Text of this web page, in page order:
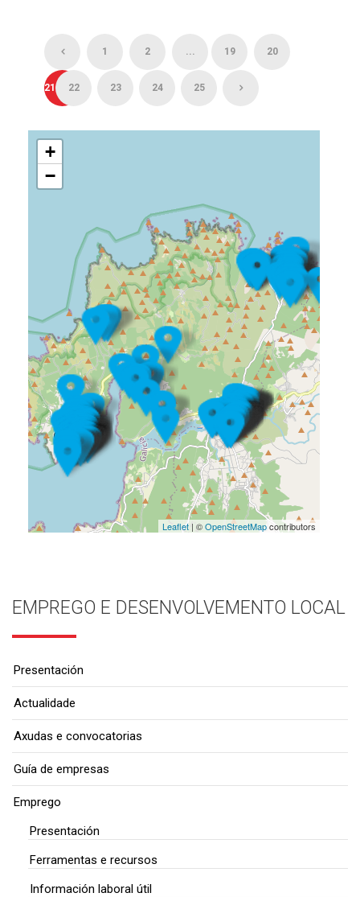
1 2 ... 19 20
21 22 23 24 25
+
−
Leaflet| ©OpenStreetMapcontributors
EMPREGO E DESENVOLVEMENTO LOCAL
Presentación
Actualidade
Axudas e convocatorias
Guía de empresas
Emprego
Presentación
Ferramentas e recursos
Información laboral útil